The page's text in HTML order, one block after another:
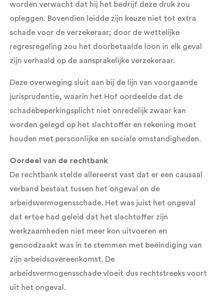
worden verwacht dat hij het bedrijf deze druk zou
opleggen. Bovendien leidde zijn keuze niet tot extra
schade voor de verzekeraar; door de wettelijke
regresregeling zou het doorbetaalde loon in elk geval
zijn verhaald op de aansprakelijke verzekeraar.
Deze overweging sluit aan bij de lijn van voorgaande
jurisprudentie, waarin het Hof oordeelde dat de
schadebeperkingsplicht niet onredelijk zwaar kan
worden gelegd op het slachtoffer en rekening moet
houden met persoonlijke en sociale omstandigheden.
Oordeel van de rechtbank
De rechtbank stelde allereerst vast dat er een causaal
verband bestaat tussen het ongeval en de
arbeidsvermogensschade. Het was juist het ongeval
dat ertoe had geleid dat het slachtoffer zijn
werkzaamheden niet meer kon uitvoeren en
genoodzaakt was in te stemmen met beëindiging van
zijn arbeidsovereenkomst. De
arbeidsvermogensschade vloeit dus rechtstreeks voort
uit het ongeval.